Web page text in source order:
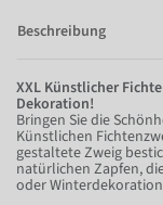
Beschreibung
XXL Künstlicher
Dekoration!
Bringen Sie die
Künstlichen
gestaltete Zweig
natürlichen Zapfen,
oder